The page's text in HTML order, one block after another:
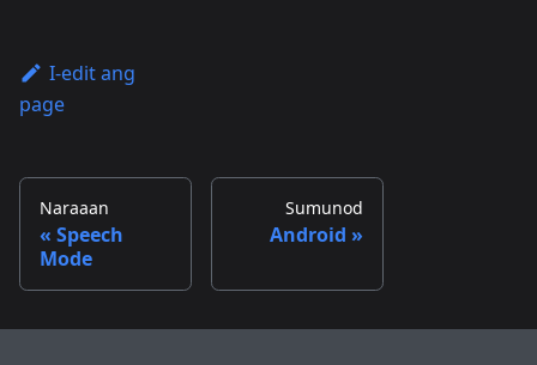
I-edit ang
page
Naraaan
Speech
Mode
Sumunod
Android